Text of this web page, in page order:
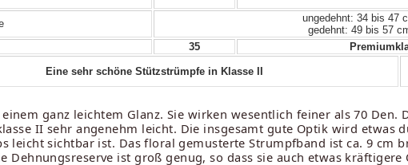
ungedehnt: 34 bis 47
gedehnt: 49 bis 57
35
Eine sehr schöne Stützstrümpfe in Klasse II
ganz leichtem Glanz. Sie wirken wesentlich feiner als 70 Den.
II sehr angenehm leicht. Die insgesamt gute Optik wird etwas
leicht sichtbar ist. Das floral gemusterte Strumpfband ist ca. 9 cm
ist groß genug, so dass sie auch etwas kräftigere